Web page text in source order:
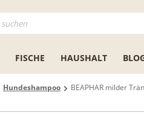
FISCHE HAUSHALT
Hundeshampoo BEAPHAR milder